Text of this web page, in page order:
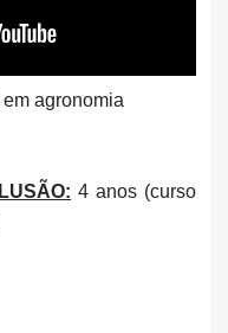
agronomia
4 anos (curso